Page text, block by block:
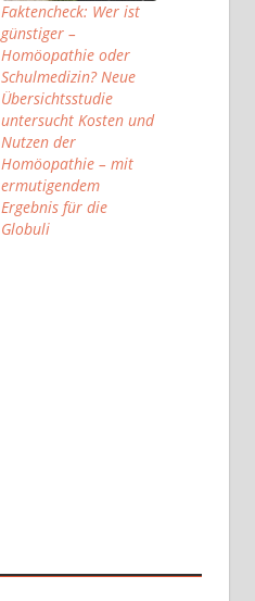
Faktencheck: Wer ist
günstiger –
Homöopathie oder
Schulmedizin? Neue
Übersichtsstudie
untersucht Kosten und
Nutzen der
Homöopathie – mit
ermutigendem
Ergebnis für die
Globuli